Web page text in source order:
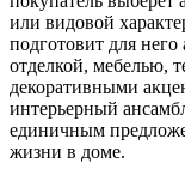
или видовой
подготовит для
отделкой, мебелью,
декоративными
интерьерный
единичным
жизни в доме.